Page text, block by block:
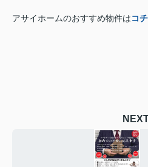
アサイホームのおすすめ物件はコ